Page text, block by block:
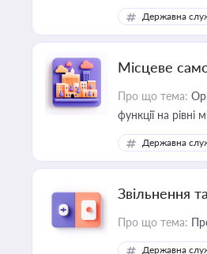
та бізнесі
Державна
Місцеве
Про що тема:
функції на рівні
Державна
Звільнення
Про що тема:
Державна